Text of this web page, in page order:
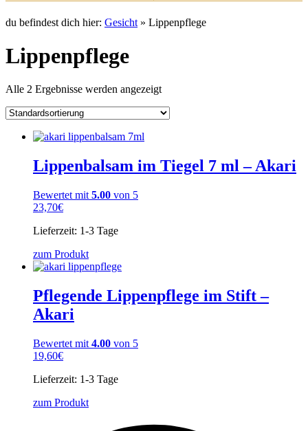
du befindest dich hier: Gesicht » Lippenpflege
Lippenpflege
Alle 2 Ergebnisse werden angezeigt
Lippenbalsam im Tiegel 7 ml – Akari
Bewertet mit 5.00 von 5
23,70€
Lieferzeit: 1-3 Tage
zum Produkt
Pflegende Lippenpflege im Stift –
Akari
Bewertet mit 4.00 von 5
19,60€
Lieferzeit: 1-3 Tage
zum Produkt